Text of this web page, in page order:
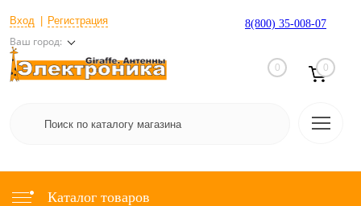
Вход Регистрация
Ваш город:
8(800) 35-008-07
0 0
Каталог товаров